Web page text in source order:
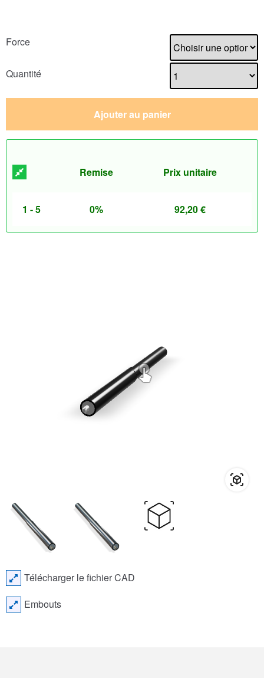
Force
Quantité
Ajouter au panier
Remise Prix unitaire
1 - 5 0% 92,20€
Télécharger le fichier CAD
Embouts